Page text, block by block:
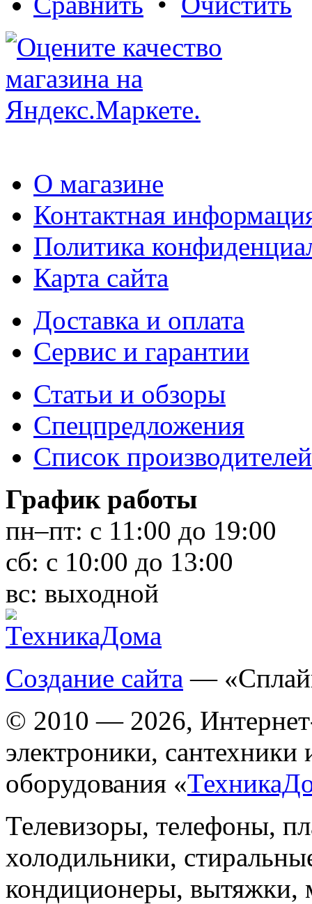
О магазине
Контактная
Политика
Карта сайта
Доставка и оплата
Сервис и гарантии
Статьи и обзоры
Спецпредложения
Список производителей
График работы
пн–пт: с 11:00 до 19:00
сб: с 10:00 до 13:00
вс: выходной
Создание сайта —
© 2010 — 2026,
электроники, сантехники
оборудования «
Телевизоры, телефоны,
холодильники,
кондиционеры, вытяжки,